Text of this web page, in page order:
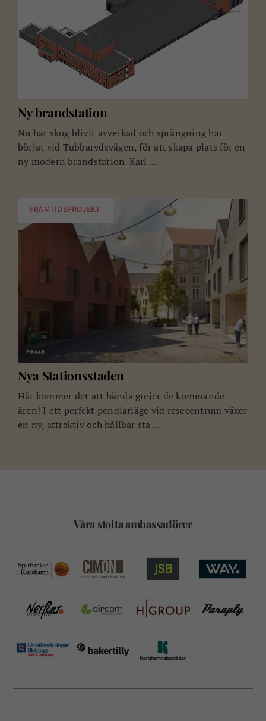
Ny brandstation
Nu har skog blivit avverkad och sprängning har
börjat vid Tubbarydsvägen, för att skapa plats för en
ny modern brandstation. Karl ...
FRAMTIDSPROJEKT
Nya Stationsstaden
Här kommer det att hända grejer de kommande
åren! I ett perfekt pendlarläge vid resecentrum växer
en ny, attraktiv och hållbar sta ...
Våra stolta ambassadörer